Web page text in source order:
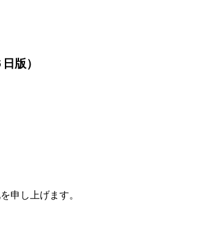
版）
申し上げます。